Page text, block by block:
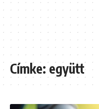
Címke:együtt